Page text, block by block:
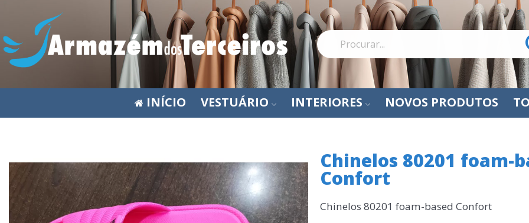
INÍCIO VESTUÁRIO INTERIORES NOVOS PRODUTOS
Chinelos 80201 foam-
Confort
Chinelos 80201 foam-based Confort